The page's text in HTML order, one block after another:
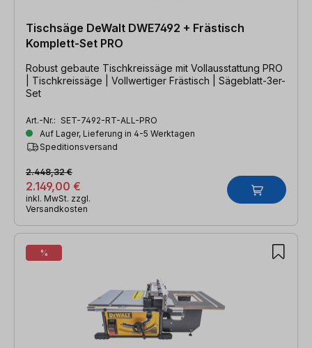
Tischsäge DeWalt DWE7492 + Frästisch
Komplett-Set PRO
Robust gebaute Tischkreissäge mit Vollausstattung PRO
| Tischkreissäge | Vollwertiger Frästisch | Sägeblatt-3er-
Set
Art.-Nr.: SET-7492-RT-ALL-PRO
Auf Lager, Lieferung in 4-5 Werktagen
Speditionsversand
2.149,00 €
2.448,32 €
inkl. MwSt. zzgl.
Versandkosten
%